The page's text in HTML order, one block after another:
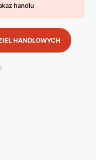
handlu
HANDLOWYCH